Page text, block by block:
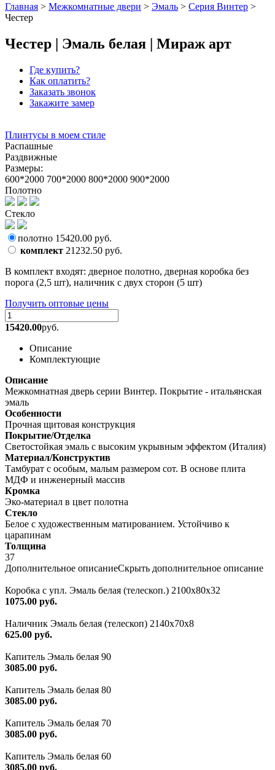
Главная > Межкомнатные двери > Эмаль > Серия Винтер >
Честер
Честер | Эмаль белая | Мираж арт
Где купить?
Как оплатить?
Заказать звонок
Закажите замер
Плинтусы в моем стиле
Распашные
Раздвижные
Размеры:
600*2000 700*2000 800*2000 900*2000
Полотно
Стекло
полотно 15420.00 руб.
комплект 21232.50 руб.
В комплект входят: дверное полотно, дверная коробка без
порога (2,5 шт), наличник с двух сторон (5 шт)
Получить оптовые цены
15420.00руб.
Описание
Комплектующие
Описание
Межкомнатная дверь серии Винтер. Покрытие - итальянская
эмаль
Особенности
Прочная щитовая конструкция
Покрытие/Отделка
Светостойкая эмаль с высоким укрывным эффектом (Италия)
Материал/Конструктив
Тамбурат с особым, малым размером сот. В основе плита
МДФ и инженерный массив
Кромка
Эко-материал в цвет полотна
Стекло
Белое с художественным матированием. Устойчиво к
царапинам
Толщина
37
Дополнительное описаниеСкрыть дополнительное описание
Коробка с упл. Эмаль белая (телескоп.) 2100х80х32
1075.00 руб.
Наличник Эмаль белая (телескоп) 2140x70x8
625.00 руб.
Капитель Эмаль белая 90
3085.00 руб.
Капитель Эмаль белая 80
3085.00 руб.
Капитель Эмаль белая 70
3085.00 руб.
Капитель Эмаль белая 60
3085.00 руб.